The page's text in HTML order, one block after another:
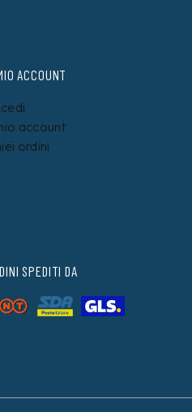
ACCOUNT
account
ordini
SPEDITI DA